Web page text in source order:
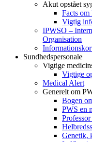
Akut opstået
Facts om
Vigtig
IPWSO –
Organisation
Sundhedspersonale
Vigtige
Vigtige
Medical Alert
Generelt om
Bogen
PWS en
Genetik,